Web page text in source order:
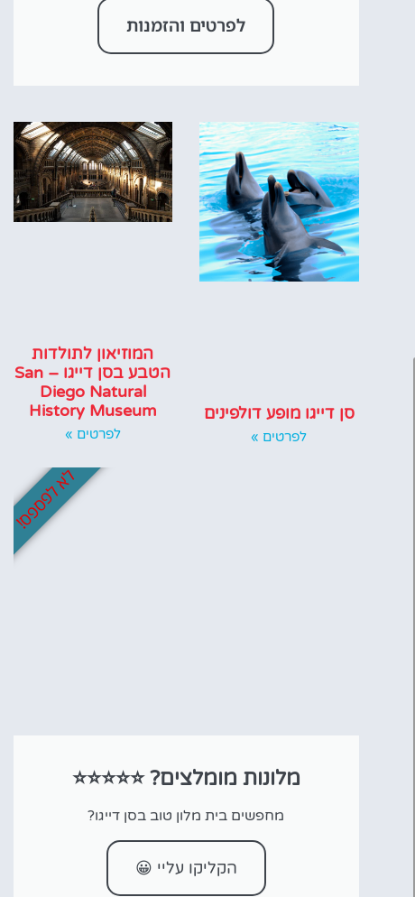
לפרטים והזמנות
סן דייגו מופע דולפינים
לפרטים »
המוזיאון לתולדות
הטבע בסן דייגו – San
Diego Natural
History Museum
לפרטים »
מלונות מומלצים? ⭐⭐⭐⭐⭐
מחפשים בית מלון טוב בסן דייגו?
הקליקו עליי 😀
לא לפספס!